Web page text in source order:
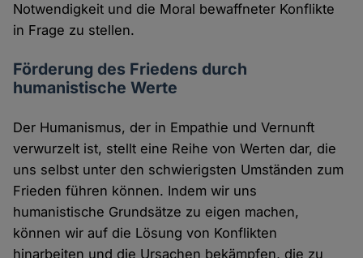
Notwendigkeit und die Moral bewaffneter Konflikte
in Frage zu stellen.
Förderung des Friedens durch
humanistische Werte
Der Humanismus, der in Empathie und Vernunft
verwurzelt ist, stellt eine Reihe von Werten dar, die
uns selbst unter den schwierigsten Umständen zum
Frieden führen können. Indem wir uns
humanistische Grundsätze zu eigen machen,
können wir auf die Lösung von Konflikten
hinarbeiten und die Ursachen bekämpfen, die zu